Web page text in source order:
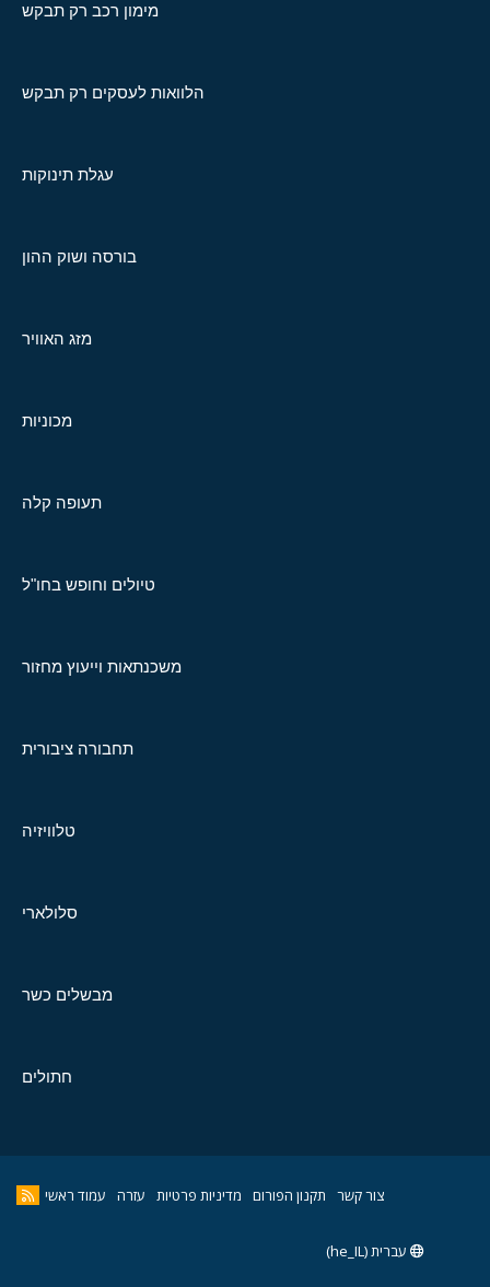
מימון רכב רק תבקש
הלוואות לעסקים רק תבקש
עגלת תינוקות
בורסה ושוק ההון
מזג האוויר
מכוניות
תעופה קלה
טיולים וחופש בחו"ל
משכנתאות וייעוץ מחזור
תחבורה ציבורית
טלוויזיה
סלולארי
מבשלים כשר
חתולים
צור קשר תקנון הפורום מדיניות פרטיות עזרה עמוד ראשי
עברית (he_IL)